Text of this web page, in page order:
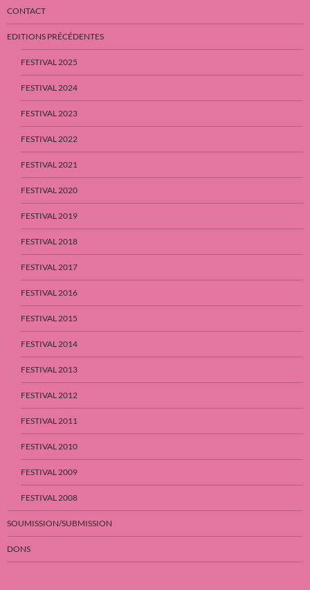
CONTACT
EDITIONS PRÉCÉDENTES
FESTIVAL 2025
FESTIVAL 2024
FESTIVAL 2023
FESTIVAL 2022
FESTIVAL 2021
FESTIVAL 2020
FESTIVAL 2019
FESTIVAL 2018
FESTIVAL 2017
FESTIVAL 2016
FESTIVAL 2015
FESTIVAL 2014
FESTIVAL 2013
FESTIVAL 2012
FESTIVAL 2011
FESTIVAL 2010
FESTIVAL 2009
FESTIVAL 2008
SOUMISSION/SUBMISSION
DONS